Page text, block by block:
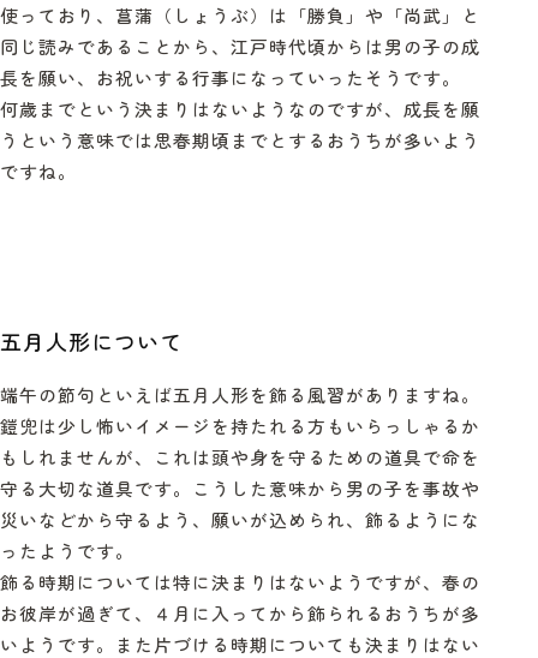
使っており、菖蒲（しょうぶ）は「勝負」や「尚武」と
同じ読みであることから、江戸時代頃からは男の子の成
長を願い、お祝いする行事になっていったそうです。
何歳までという決まりはないようなのですが、成長を願
うという意味では思春期頃までとするおうちが多いよう
ですね。
五月人形について
端午の節句といえば五月人形を飾る風習がありますね。
鎧兜は少し怖いイメージを持たれる方もいらっしゃるか
もしれませんが、これは頭や身を守るための道具で命を
守る大切な道具です。こうした意味から男の子を事故や
災いなどから守るよう、願いが込められ、飾るようにな
ったようです。
飾る時期については特に決まりはないようですが、春の
お彼岸が過ぎて、４月に入ってから飾られるおうちが多
いようです。また片づける時期についても決まりはない